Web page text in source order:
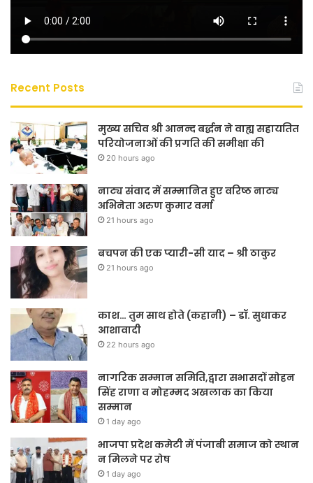
Recent Posts
मुख्य सचिव श्री आनन्द बर्द्धन ने वाह्य सहायतित
परियोजनाओं की प्रगति की समीक्षा की
20 hours ago
नाट्य संवाद में सम्मानित हुए वरिष्ठ नाट्य
अभिनेता अरुण कुमार वर्मा
21 hours ago
बचपन की एक प्यारी-सी याद – श्री ठाकुर
21 hours ago
काश… तुम साथ होते (कहानी) – डॉ. सुधाकर
आशावादी
22 hours ago
नागरिक सम्मान समिति,द्वारा सभासदों सोहन
सिंह राणा व मोहम्मद अखलाक का किया
सम्मान
1 day ago
भाजपा प्रदेश कमेटी में पंजाबी समाज को स्थान
न मिलने पर रोष
1 day ago